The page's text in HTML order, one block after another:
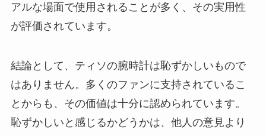
アルな場面で使用されることが多く、その実用性
が評価されています。
結論として、ティソの腕時計は恥ずかしいもので
はありません。多くのファンに支持されているこ
とからも、その価値は十分に認められています。
恥ずかしいと感じるかどうかは、他人の意見より